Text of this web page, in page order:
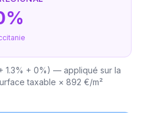
1.3% + 0%) — appliqué sur la
taxable × 892 €/m²